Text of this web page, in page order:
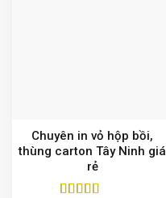
Chuyên in vỏ hộp bồi,
thùng carton Tây Ninh giá
rẻ